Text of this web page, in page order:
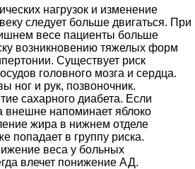
нагрузок и изменение
следует больше двигаться. При
весе пациенты больше
возникновению тяжелых форм
Существует риск
головного мозга и сердца.
ног и рук, позвоночник.
сахарного диабета. Если
внешне напоминает яблоко
жира в нижнем отделе
попадает в группу риска.
веса у больных
влечет понижение АД.